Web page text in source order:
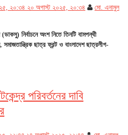
২০:৩৪ ২০ অগাস্ট ২০২৫, ২০:৩৪
মো. এনামুল
নির্বাচনে অংশ নিতে তিনটি বামপন্থী
ছাত্র ফ্রন্ট ও বাংলাদেশ ছাত্রলীগ-
পরিবর্তনের দাবি